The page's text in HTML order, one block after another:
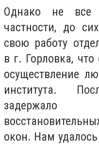
Однако не
частности, до
свою работу
в г. Горловка,
осуществление
института.
окон. Нам